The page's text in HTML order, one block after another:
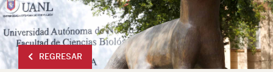
REGRESAR